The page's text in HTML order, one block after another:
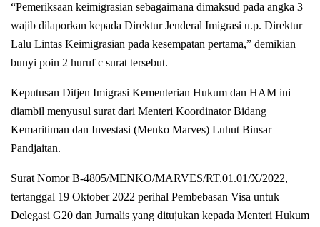
“Pemeriksaan keimigrasian sebagaimana dimaksud pada angka 3
wajib dilaporkan kepada Direktur Jenderal Imigrasi u.p. Direktur
Lalu Lintas Keimigrasian pada kesempatan pertama,” demikian
bunyi poin 2 huruf c surat tersebut.
Keputusan Ditjen Imigrasi Kementerian Hukum dan HAM ini
diambil menyusul surat dari Menteri Koordinator Bidang
Kemaritiman dan Investasi (Menko Marves) Luhut Binsar
Pandjaitan.
Surat Nomor B-4805/MENKO/MARVES/RT.01.01/X/2022,
tertanggal 19 Oktober 2022 perihal Pembebasan Visa untuk
Delegasi G20 dan Jurnalis yang ditujukan kepada Menteri Hukum